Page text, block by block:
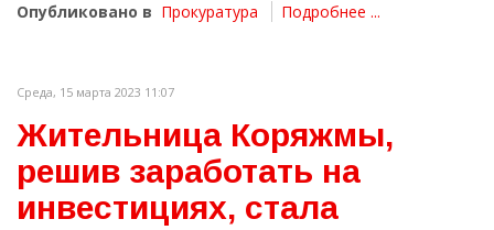
Опубликовано в Прокуратура Подробнее ...
Среда, 15 марта 2023 11:07
Жительница Коряжмы,
решив заработать на
инвестициях, стала